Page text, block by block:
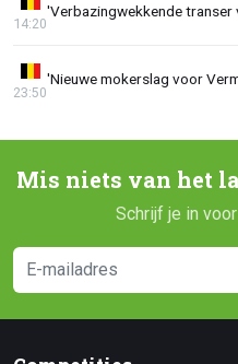
'Verbazingwekkende transer
14:20
'Nieuwe mokerslag voor
23:50
Mis niets van het
Schrijf je in